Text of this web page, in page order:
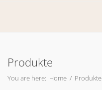
Produkte
You are here: Home / Produkte